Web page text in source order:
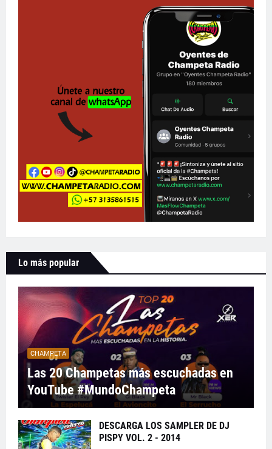
Lo más popular
CHAMPETA
Las 20 Champetas más escuchadas en
YouTube #MundoChampeta
DESCARGA LOS SAMPLER DE DJ
PISPY VOL. 2 - 2014